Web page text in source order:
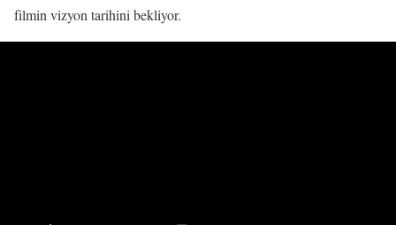
filmin vizyon tarihini bekliyor.